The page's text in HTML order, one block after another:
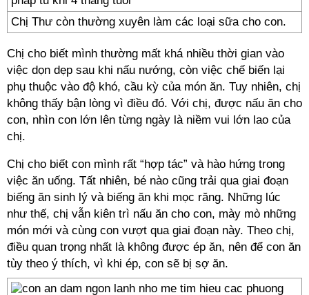
Chị Thư còn thường xuyên làm các loại sữa cho con.
Chị cho biết mình thường mất khá nhiều thời gian vào
việc dọn dẹp sau khi nấu nướng, còn việc chế biến lại
phụ thuộc vào độ khó, cầu kỳ của món ăn. Tuy nhiên, chị
không thấy bận lòng vì điều đó. Với chị, được nấu ăn cho
con, nhìn con lớn lên từng ngày là niềm vui lớn lao của
chị.
Chị cho biết con mình rất “hợp tác” và hào hứng trong
việc ăn uống. Tất nhiên, bé nào cũng trải qua giai đoạn
biếng ăn sinh lý và biếng ăn khi mọc răng. Những lúc
như thế, chị vẫn kiên trì nấu ăn cho con, mày mò những
món mới và cùng con vượt qua giai đoạn này. Theo chị,
điều quan trọng nhất là không được ép ăn, nên để con ăn
tùy theo ý thích, vì khi ép, con sẽ bị sợ ăn.